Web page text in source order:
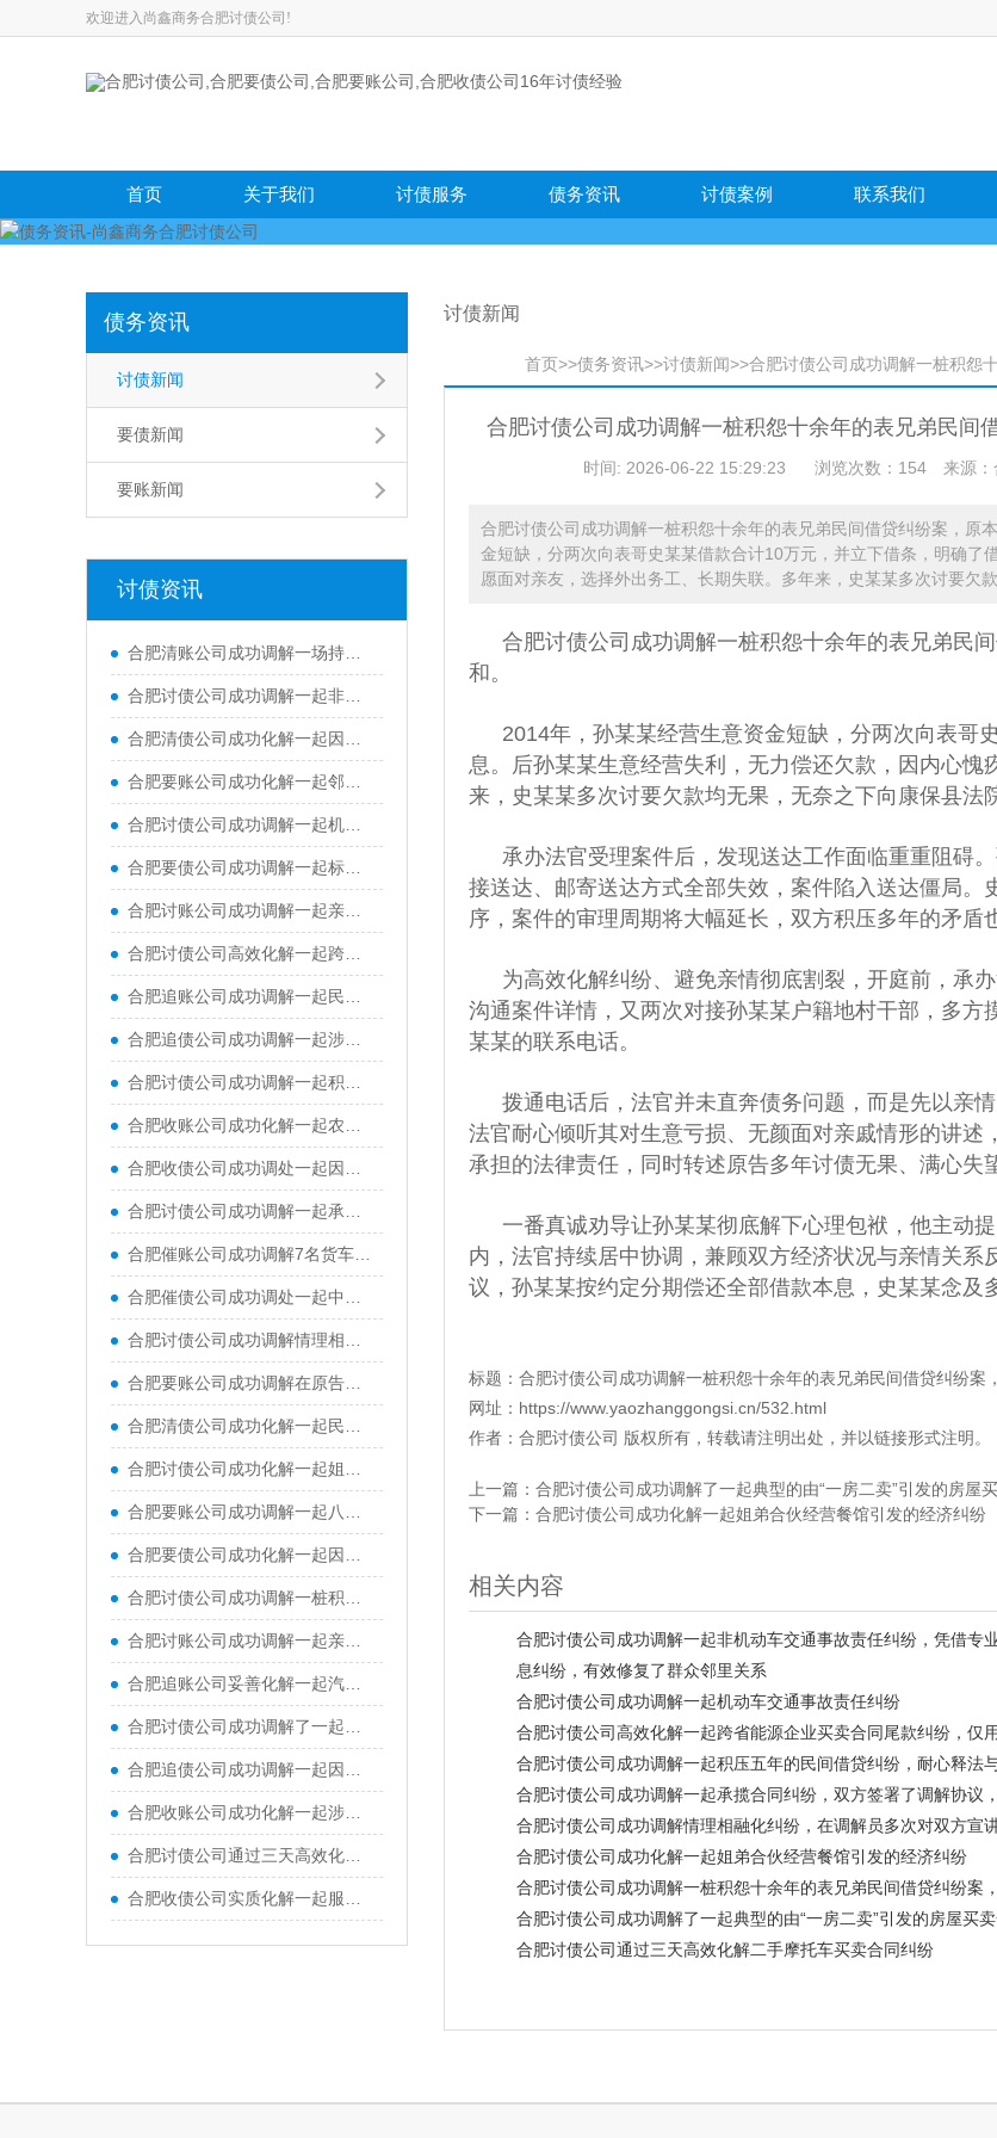
欢迎进入尚鑫商务合肥讨债公司!
首页 关于我们 讨债服务 债务资讯 讨债案例 联系我们
债务资讯
讨债新闻
要债新闻
要账新闻
讨债资讯
合肥清账公司成功调解一场持续多年、涉及房屋漏水与物业费缴纳的复杂纠纷
合肥讨债公司成功调解一起非机动车交通事故责任纠纷，凭借专业、高效、暖心的调解服务，快速厘清权责、化解双方矛盾，彻底平息纠纷，有效修复了群众邻里关系
合肥清债公司成功化解一起因空置房屋水管渗漏引发的邻里财产损害纠纷，有效修复邻里关系
合肥要账公司成功化解一起邻里土地占用纠纷，并补齐多年来的土地占用费用
合肥讨债公司成功调解一起机动车交通事故责任纠纷
合肥要债公司成功调解一起标的额62万元的跨市买卖合同纠纷
合肥讨账公司成功调解一起亲属间民间借贷纠纷案件，承办法官情理兼顾、耐心疏导，既帮当事人追回欠款，又成功维系住双方亲属情谊
合肥讨债公司高效化解一起跨省能源企业买卖合同尾款纠纷，仅用7个工作日便实现案结事了
合肥追账公司成功调解一起民间借贷纠纷案件，高效化解双方当事人多年积攒的矛盾隔阂
合肥追债公司成功调解一起涉及村集体与张某关于鱼塘承包租赁合同纠纷
合肥讨债公司成功调解一起积压五年的民间借贷纠纷，耐心释法与温情劝导，妥善化解双方矛盾
合肥收账公司成功化解一起农药漂移致农作物损害赔偿纠纷
合肥收债公司成功调处一起因高层违规私排洗衣废水引发的邻里纠纷
合肥讨债公司成功调解一起承揽合同纠纷，双方签署了调解协议，被申请人当场一次性付清全部工程款，申请人也当场提交撤诉申请
合肥催账公司成功调解7名货车司机与某煤炭公司运输合同纠纷
合肥催债公司成功调处一起中年夫妻离婚纠纷，帮助一对结婚二十余年的夫妻握手言和
合肥讨债公司成功调解情理相融化纠纷，在调解员多次对双方宣讲法律政策、以案释法、调解协商情况下，当事人双方达成共识
合肥要账公司成功调解在原告吉某诉被告阿某民间借贷纠纷
合肥清债公司成功化解一起民间借贷纠纷，实现了法理与情理的双向兼顾
合肥讨债公司成功化解一起姐弟合伙经营餐馆引发的经济纠纷
合肥要账公司成功调解一起八旬老人起诉子女的赡养纠纷，让断裂的亲情重归温暖
合肥要债公司成功化解一起因车辆剐蹭引发的居民与物业矛盾纠纷
合肥讨债公司成功调解一桩积怨十余年的表兄弟民间借贷纠纷案，原本因债务形同陌路的两亲戚握手言和
合肥讨账公司成功调解一起亲兄弟间因财产损害引发的健康权纠纷。在承办法官与特邀调解员的协同配合下，被告当庭赔付原告全部经济损失，兄弟二人最终握手言和
合肥追账公司妥善化解一起汽车消费纠纷，要求解除购车合同并退车退款
合肥讨债公司成功调解了一起典型的由“一房二卖”引发的房屋买卖合同纠纷
合肥追债公司成功调解一起因口头装修承诺引发的合同纠纷
合肥收账公司成功化解一起涉案金额118万余元、历时近两年的买卖合同纠纷
合肥讨债公司通过三天高效化解二手摩托车买卖合同纠纷
合肥收债公司实质化解一起服务合同纠纷，为改善亲子沟通、促进家庭和谐，原、被告签订教育咨询服务合同
讨债新闻
首页>>债务资讯>>讨债新闻>>合肥讨债公司成功调解一桩积怨
合肥讨债公司成功调解一桩积怨十余年的表兄弟民间
时间: 2026-06-22 15:29:23 浏览次数：154 来源
合肥讨债公司成功调解一桩积怨十余年的表兄弟民间借贷纠纷案，原
金短缺，分两次向表哥史某某借款合计10万元，并立下借条，明确
愿面对亲友，选择外出务工、长期失联。多年来，史某某多次讨要欠
合肥讨债公司 成功调解一桩积怨十余年的表兄弟民
和。
2014年，孙某某经营生意资金短缺，分两次向表哥
息。后孙某某生意经营失利，无力偿还欠款，因内心
来，史某某多次讨要欠款均无果，无奈之下向康保县法
承办法官受理案件后，发现送达工作面临重重阻碍
接送达、邮寄送达方式全部失效，案件陷入送达僵局
序，案件的审理周期将大幅延长，双方积压多年的矛盾
为高效化解纠纷、避免亲情彻底割裂，开庭前，承
沟通案件详情，又两次对接孙某某户籍地村干部，多
某某的联系电话。
拨通电话后，法官并未直奔债务问题，而是先以亲
法官耐心倾听其对生意亏损、无颜面对亲戚情形的讲
承担的法律责任，同时转述原告多年讨债无果、满心失
一番真诚劝导让孙某某彻底解下心理包袱，他主动
内，法官持续居中协调，兼顾双方经济状况与亲情关
议，孙某某按约定分期偿还全部借款本息，史某某念及
标题： 合肥讨债公司成功调解一桩积怨十余年的表兄弟民间借贷纠纷案
网址： https://www.yaozhanggongsi.cn/532.html
作者： 合肥讨债公司 版权所有，转载请注明出处，并以链接形式注明。
上一篇： 合肥讨债公司成功调解了一起典型的由“一房二卖”引发的房屋
下一篇： 合肥讨债公司成功化解一起姐弟合伙经营餐馆引发的经济纠纷
相关内容
合肥讨债公司成功调解一起非机动车交通事故责任纠纷，凭借
息纠纷，有效修复了群众邻里关系
合肥讨债公司成功调解一起机动车交通事故责任纠纷
合肥讨债公司高效化解一起跨省能源企业买卖合同尾款纠纷，仅
合肥讨债公司成功调解一起积压五年的民间借贷纠纷，耐心释法
合肥讨债公司成功调解一起承揽合同纠纷，双方签署了调解协
合肥讨债公司成功调解情理相融化纠纷，在调解员多次对双方
合肥讨债公司成功化解一起姐弟合伙经营餐馆引发的经济纠纷
合肥讨债公司成功调解一桩积怨十余年的表兄弟民间借贷纠纷案
合肥讨债公司成功调解了一起典型的由“一房二卖”引发的房屋买
合肥讨债公司通过三天高效化解二手摩托车买卖合同纠纷